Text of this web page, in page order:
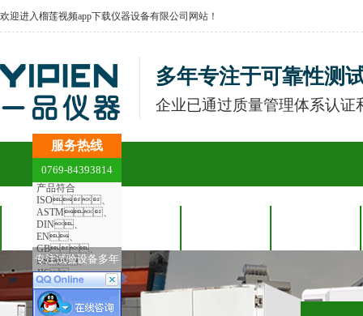
欢迎进入榴莲视频app下载仪器设备有限公司网站！
多年专注于可靠性测
企业已通过质量管理体系认证
网站首页
app下载 app下载
服务热线
0769-84393814
产品符合
ISO、
ASTM、
DIN、
EN、
GB、
BS、
JIS、
ANSI、
UL、等国
际测试标准
专注试验设备多年